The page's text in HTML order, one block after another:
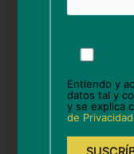
Correo
electrónico*
favor,
este
campo
vacío.
Entiendo y
datos tal y
y se explica
de Privacidad